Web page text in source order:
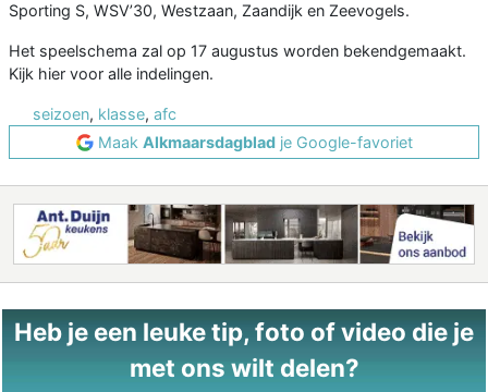
Sporting S, WSV’30, Westzaan, Zaandijk en Zeevogels.
Het speelschema zal op 17 augustus worden bekendgemaakt.
Kijk hier voor alle indelingen.
seizoen, klasse, afc
Maak Alkmaarsdagbladje Google-favoriet
Heb je een leuke tip, foto of video die je
met ons wilt delen?